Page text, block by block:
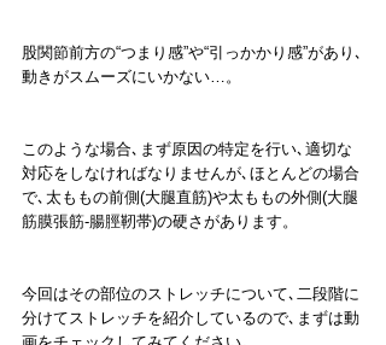
股関節前方の“つまり感”や“引っかかり感”があり､
動きがスムーズにいかない…。
このような場合､まず原因の特定を行い､適切な
対応をしなければなりませんが､ほとんどの場合
で､太ももの前側(大腿直筋)や太ももの外側(大腿
筋膜張筋-腸脛靭帯)の硬さがあります。
今回はその部位のストレッチについて､二段階に
分けてストレッチを紹介しているので､まずは動